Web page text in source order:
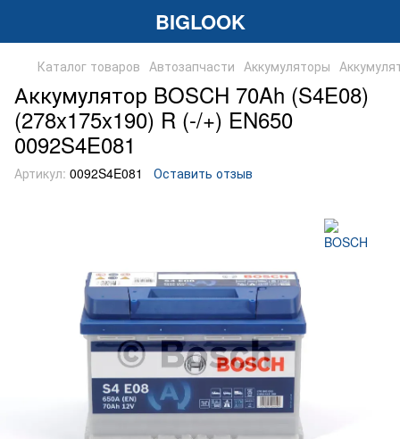
BIGLOOK
Каталог товаров Автозапчасти Аккумуляторы
Аккумулятор BOSCH 70Ah (S4E08)
(278x175x190) R (-/+) EN650
0092S4E081
Артикул: 0092S4E081 Оставить отзыв